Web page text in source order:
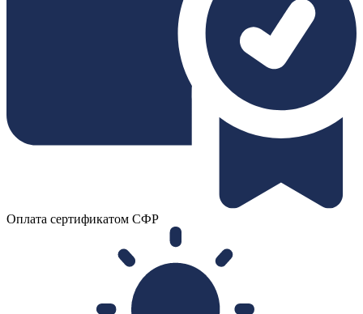
Оплата сертификатом СФР